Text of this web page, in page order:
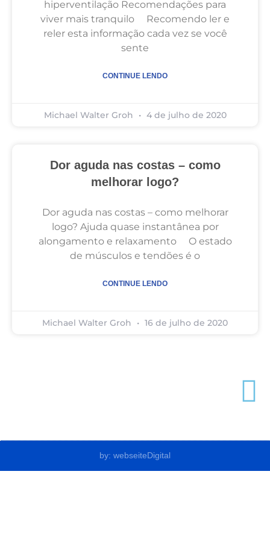
hiperventilação Recomendações para
viver mais tranquilo Recomendo ler e
reler esta informação cada vez se você
sente
CONTINUE LENDO
Michael Walter Groh 4 de julho de 2020
Dor aguda nas costas – como
melhorar logo?
Dor aguda nas costas – como melhorar
logo? Ajuda quase instantânea por
alongamento e relaxamento O estado
de músculos e tendões é o
CONTINUE LENDO
Michael Walter Groh 16 de julho de 2020
by: webseiteDigital